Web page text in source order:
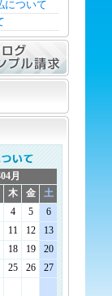
について
月
木 金
土
4 5
6
11 12
13
18 19
20
25 26
27